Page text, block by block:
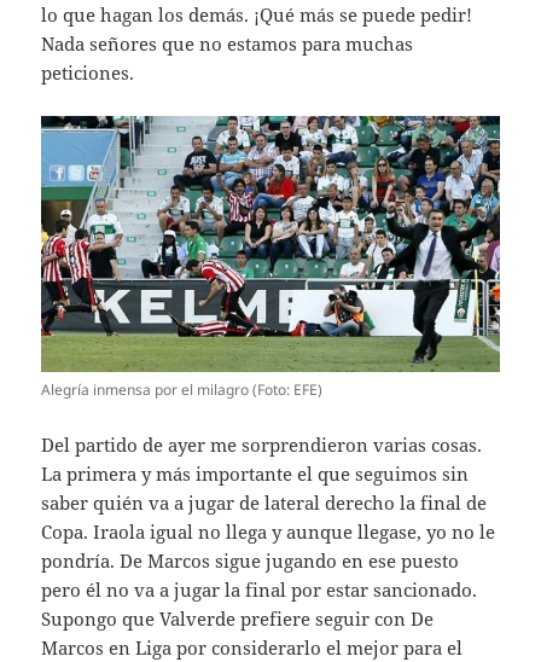
lo que hagan los demás. ¡Qué más se puede pedir!
Nada señores que no estamos para muchas
peticiones.
Alegría inmensa por el milagro (Foto: EFE)
Del partido de ayer me sorprendieron varias cosas.
La primera y más importante el que seguimos sin
saber quién va a jugar de lateral derecho la final de
Copa. Iraola igual no llega y aunque llegase, yo no le
pondría. De Marcos sigue jugando en ese puesto
pero él no va a jugar la final por estar sancionado.
Supongo que Valverde prefiere seguir con De
Marcos en Liga por considerarlo el mejor para el